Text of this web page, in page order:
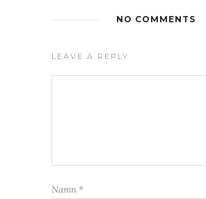
NO COMMENTS
LEAVE A REPLY
Namn *